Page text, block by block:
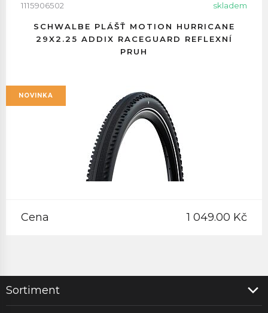
1115906502 skladem
SCHWALBE PLÁŠŤ MOTION HURRICANE
29X2.25 ADDIX RACEGUARD REFLEXNÍ
PRUH
NOVINKA
Cena 1 049.00 Kč
Sortiment